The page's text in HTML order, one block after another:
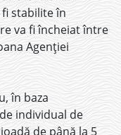
fi stabilite în
va fi încheiat între
Agenției
în baza
individual de
de până la 5